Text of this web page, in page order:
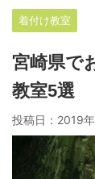
着付け教室
宮崎県で
教室5選
投稿日： 2019